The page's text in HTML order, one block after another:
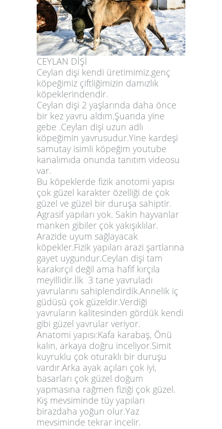
CEYLAN DİŞİ
Ceylan dişi kendi üretimimiz.genç
köpeğimiz çiftliğimizin damızlık
köpeklerindendir.
Ceylan dişi 2 yaşlarında daha önce
bir kez yavru aldım.Şuanda yine
gebe .Ceylan dişi uzun adlı
köpeğimin yavrusudur.Yine kardeşi
samutay isimli köpeğim youtube
kanalımıda onunda tanıtım videosu
var.
Bu köpeklerde fizik anotomi yapısı
çok güzel karakter özelliği de çok
güzel ve güzel bir duruşa sahiptir.
Agrasif yapıları yok. Sakin hayvanlar
manken gibiler çok yakışıklılar.
Arazide uyum sağlayacak
köpekler.Fizik yapıları arazi şartlarına
gayet uygundur.Ceylan dişi tam
karakırçıl değil ama hafif kırçıla
meyillidir.İlk 3 tane yavruladı
yavrularını sahiplendirdik.Annelik iç
güdüsü çok güzeldir.Verdiği
yavruların kalitesinden gördük kendi
gibi güzel yavrular veriyor.
Anatomi yapısı:Kafa karabaş, Önü
kalın, arkaya doğru inceliyor.Simit
kuyruklu çok oturaklı bir duruşu
vardır.Arka ayak açıları çok iyi,
basarları çok güzel doğum
yapmasına rağmen fiziği çok güzel.
Kış mevsiminde tüy yapıları
birazdaha yoğun olur.Yaz
mevsiminde tekrar incelir.